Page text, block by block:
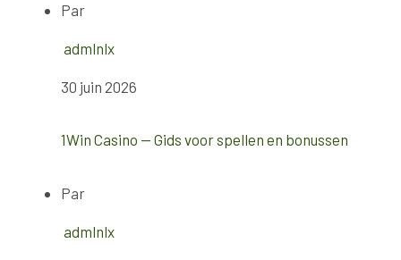
Par
admlnlx
30 juin 2026
1Win Casino — Gids voor spellen en bonussen
Par
admlnlx